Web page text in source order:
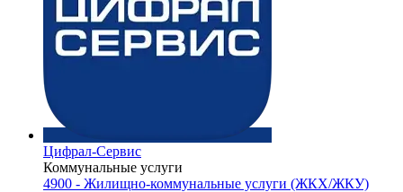
Цифрал-Сервис
Коммунальные услуги
4900 - Жилищно-коммунальные услуги (ЖКХ/ЖКУ)